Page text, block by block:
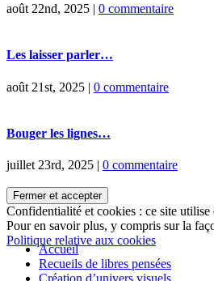
août 22nd, 2025 | 0 commentaire
Les laisser parler…
août 21st, 2025 | 0 commentaire
Bouger les lignes…
juillet 23rd, 2025 | 0 commentaire
Confidentialité et cookies : ce site
Pour en savoir plus, y compris sur la
Politique relative aux cookies
Accueil
Recueils de libres pensées